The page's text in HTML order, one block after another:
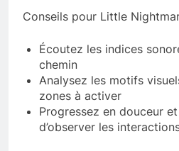
Conseils pour Little
Écoutez les indices
chemin
Analysez les motifs
zones à activer
Progressez en douceur
d’observer les